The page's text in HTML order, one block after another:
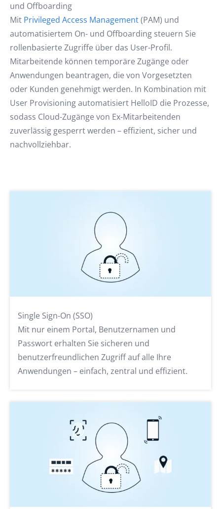
und Offboarding
Mit Privileged Access Management(PAM) und
automatisiertem On- und Offboarding steuern Sie
rollenbasierte Zugriffe über das User-Profil.
Mitarbeitende können temporäre Zugänge oder
Anwendungen beantragen, die von Vorgesetzten
oder Kunden genehmigt werden. In Kombination mit
User Provisioning automatisiert HelloID die Prozesse,
sodass Cloud-Zugänge von Ex-Mitarbeitenden
zuverlässig gesperrt werden – effizient, sicher und
nachvollziehbar.
Single Sign-On (SSO)
Mit nur einem Portal, Benutzernamen und
Passwort erhalten Sie sicheren und
benutzerfreundlichen Zugriff auf alle Ihre
Anwendungen – einfach, zentral und effizient.